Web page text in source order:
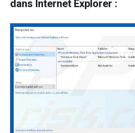
dans Internet Explorer :